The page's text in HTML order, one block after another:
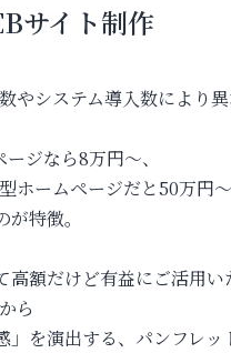
サイト制作
やシステム導入数により
ジなら8万円～、
ホームページだと50万円～
特徴。
高額だけど有益にご活用い
ら
」を演出する、パンフレッ